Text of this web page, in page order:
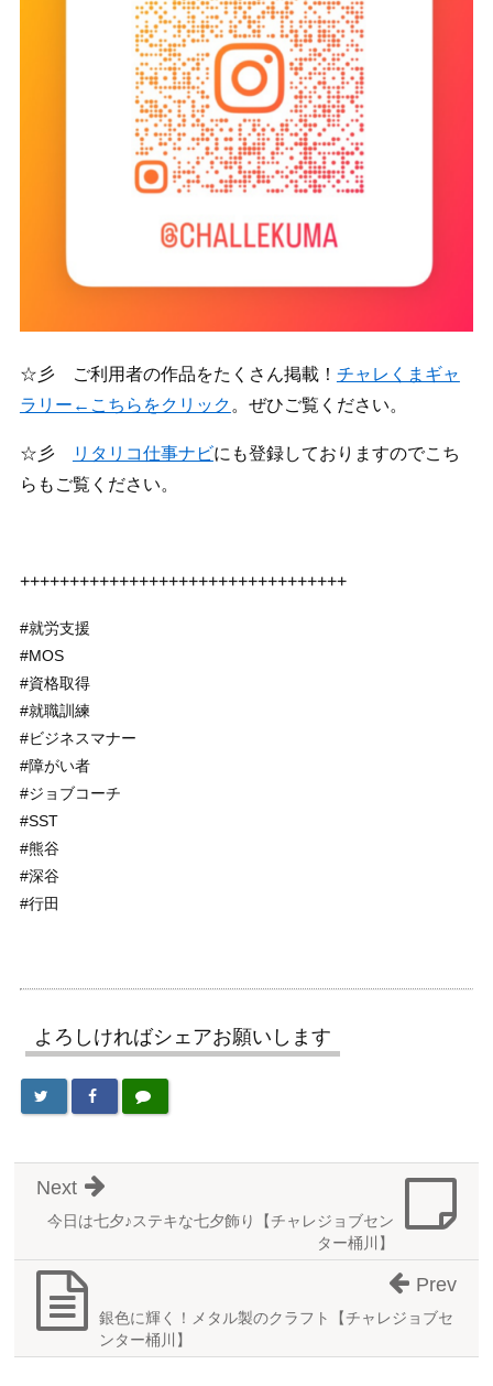
☆彡 ご利用者の作品をたくさん掲載！ チャレくまギャ
ラリー←こちらをクリック 。ぜひご覧ください。
☆彡 リタリコ仕事ナビにも登録しておりますのでこち
らもご覧ください。
+++++++++++++++++++++++++++++++++
#就労支援
#MOS
#資格取得
#就職訓練
#ビジネスマナー
#障がい者
#ジョブコーチ
#SST
#熊谷
#深谷
#行田
よろしければシェアお願いします
今日は七夕♪ステキな七夕飾り【チャレジョブセン
ター桶川】
Next
銀色に輝く！メタル製のクラフト【チャレジョブセ
ンター桶川】
Prev